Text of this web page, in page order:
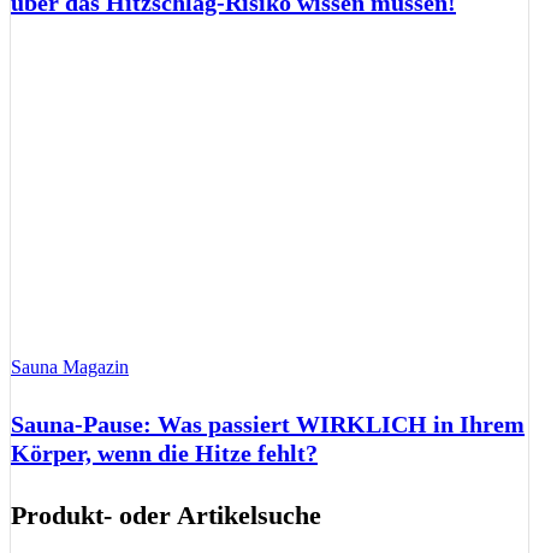
Sauna Magazin
Sauna-Pause: Was passiert WIRKLICH in Ihrem
Körper, wenn die Hitze fehlt?
Produkt- oder Artikelsuche